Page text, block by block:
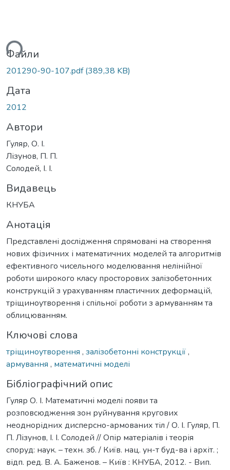
Файли
201290-90-107.pdf(389,38 KB)
Дата
2012
Автори
Гуляр, О. І.
Лізунов, П. П.
Солодей, І. І.
Видавець
КНУБА
Анотація
Представлені дослідження спрямовані на створення
нових фізичних і математичних моделей та алгоритмів
ефективного чисельного моделювання нелінійної
роботи широкого класу просторових залізобетонних
конструкцій з урахуванням пластичних деформацій,
тріщиноутворення і спільної роботи з армуванням та
облицюванням.
Ключові слова
тріщиноутворення , залізобетонні конструкції,
армування , математичні моделі
Бібліографічний опис
Гуляр О. І. Математичні моделі появи та
розповсюдження зон руйнування кругових
неоднорідних дисперсно-армованих тіл / О. І. Гуляр, П.
П. Лізунов, І. І. Солодей // Опір матеріалів і теорія
споруд: наук. – техн. зб. / Київ. нац. ун-т буд-ва і архіт. ;
відп. ред. В. А. Баженов. – Київ : КНУБА, 2012. - Вип.